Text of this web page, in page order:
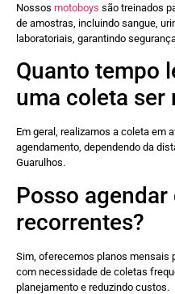
Nossos motoboys são treinados
de amostras, incluindo sangue,
laboratoriais, garantindo
Quanto tempo
uma coleta ser
Em geral, realizamos a coleta em
agendamento, dependendo da
Guarulhos.
Posso
recorrentes?
Sim, oferecemos planos mensais
com necessidade de coletas
planejamento e reduzindo custos.